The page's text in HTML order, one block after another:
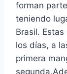
forman
teniendo
Brasil.
los días, a
primera